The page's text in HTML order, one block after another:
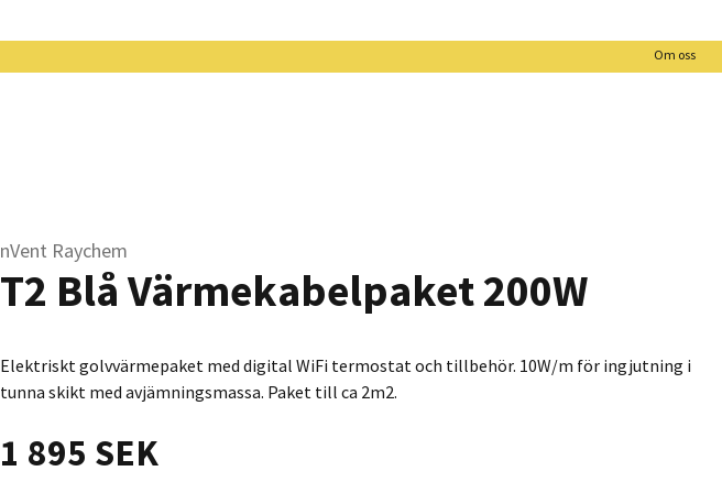
Om oss
nVent Raychem
T2 Blå Värmekabelpaket 200W
Elektriskt golvvärmepaket med digital WiFi termostat och tillbehör. 10W/m för ingjutning i
tunna skikt med avjämningsmassa. Paket till ca 2m2.
1 895 SEK